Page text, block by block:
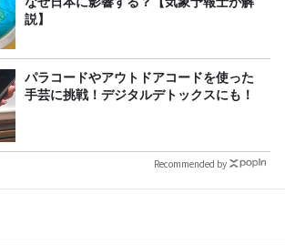
説】
パラコードやアウトドアコードを使った
手芸に挑戦！デジタルデトックスにも！
Recommended by